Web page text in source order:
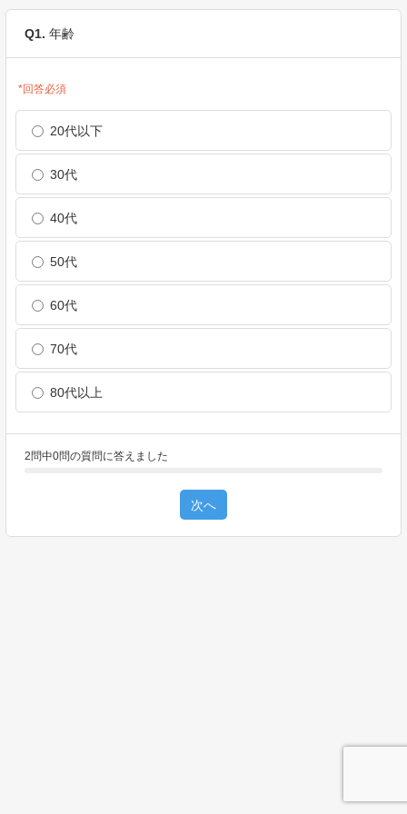
Q1. 年齢
*回答必須
20代以下
30代
40代
50代
60代
70代
80代以上
2問中0問の質問に答えました
次へ